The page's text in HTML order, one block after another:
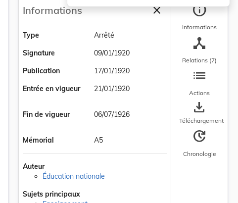
Informations closeFermer la barre
Type
Arrêté
Signature
09/01/1920
Publication
17/01/1920
Entrée en vigueur
21/01/1920
Fin de vigueur 06/07/1926
Mémorial A5
Auteur
Éducation nationale
Sujets principaux
info
Informations
device_hub
Relations (7)
list
Actions
save_alt
Téléchargement
update
Chronologie